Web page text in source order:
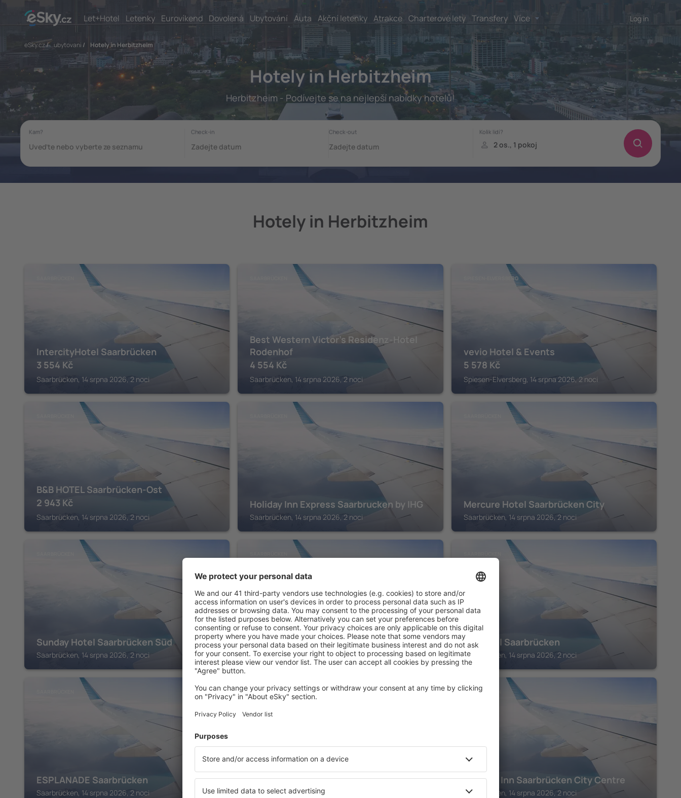
Let+Hotel Letenky Eurovíkend Dovolená Ubytování Auta Akční letenky Atrakce Charterové lety Transfery Více Log in
eSky.cz/ ubytovani / Hotely in Herbitzheim
Hotely in Herbitzheim
Herbitzheim - Podívejte se na nejlepší nabídky hotelů!
Hotely in Herbitzheim
IntercityHotel Saarbrücken
3 554 Kč
Saarbrücken, 14 srpna 2026, 2 noci
Best Western Victor's Residenz-Hotel
Rodenhof
4 554 Kč
Saarbrücken, 14 srpna 2026, 2 noci
SPIESEN-ELVERSBERG
vevio Hotel & Events
5 578 Kč
Spiesen-Elversberg, 14 srpna 2026, 2 noci
B&B HOTEL Saarbrücken-Ost
2 943 Kč
Saarbrücken, 14 srpna 2026, 2 noci
Holiday Inn Express Saarbrucken by IHG
Saarbrücken, 14 srpna 2026, 2 noci
Mercure Hotel Saarbrücken City
Saarbrücken, 14 srpna 2026, 2 noci
Sunday Hotel Saarbrücken Süd
Saarbrücken, 14 srpna 2026, 2 noci
Saar City Hotel
Saarbrücken, 14 srpna 2026, 2 noci
H2 Hotel Saarbrücken
Saarbrücken, 14 srpna 2026, 2 noci
ESPLANADE Saarbrücken
Saarbrücken, 14 srpna 2026, 2 noci
SAARBRÜCKEN
Victor's Residenz-Hotel Saarbrücken
Saarbrücken, 14 srpna 2026, 2 noci
SAARBRÜCKEN
Premier Inn Saarbrücken City Centre
Saarbrücken, 14 srpna 2026, 2 noci